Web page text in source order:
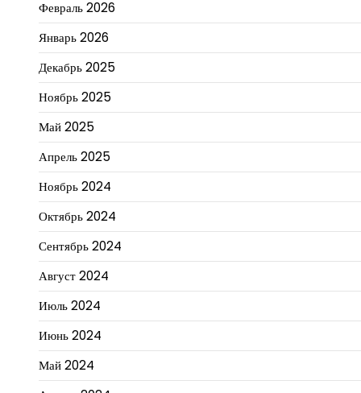
Февраль 2026
Январь 2026
Декабрь 2025
Ноябрь 2025
Май 2025
Апрель 2025
Ноябрь 2024
Октябрь 2024
Сентябрь 2024
Август 2024
Июль 2024
Июнь 2024
Май 2024